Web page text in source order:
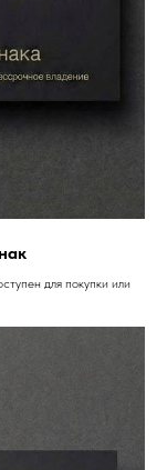
для покупки или